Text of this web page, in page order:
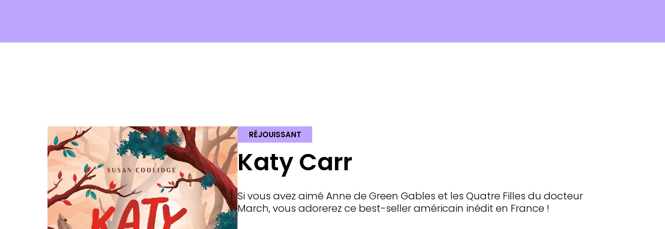
RÉJOUISSANT
Katy Carr
Si vous avez aimé Anne de Green Gables et les Quatre Filles du docteur
March, vous adorerez ce best-seller américain inédit en France !